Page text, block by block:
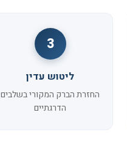
3
ליטוש עדין
החזרת הברק המקורי בשלבים
הדרגתיים